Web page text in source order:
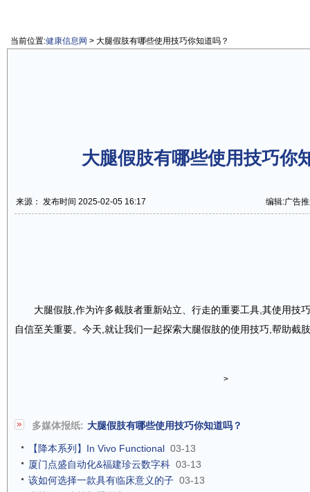
当前位置:健康信息网 > 大腿假肢有哪些使用技巧你知道吗？
大腿假肢有哪些使用技巧你
来源： 发布时间 2025-02-05 16:17 编辑:广告
大腿假肢,作为许多截肢者重新站立、行走的重要工具,其使用技
自信至关重要。今天,就让我们一起探索大腿假肢的使用技巧,帮助截
>
多媒体报纸: 大腿假肢有哪些使用技巧你知道吗？
【降本系列】In Vivo Functional 03-13
厦门点盛自动化&福建珍云数字科 03-13
该如何选择一款具有临床意义的子 03-13